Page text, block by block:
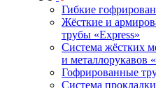
Гибкие
Жёсткие и
трубы «Express»
Система жёстких
и металлорукавов
Гофрированные
Система